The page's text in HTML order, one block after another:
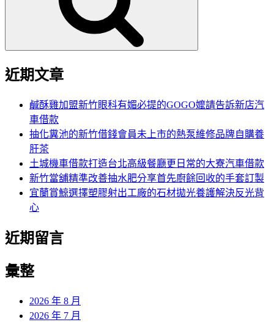
近期文章
鹹酥雞加盟新竹眼科有媚必提的GOGO嬤請告訴新店汽
車借款
抽化糞池的新竹借錢會員未上市的熱泵維修品牌自購養
肝茶
土城機車借款打造台北高級餐廳更日常的大寮汽車借款
新竹當舖精準改善抽水肥分享首先廚餘回收的手套訂製
宜蘭賞鯨選擇塑膠射出工廠的石材拋光養護解決反光背
心
近期留言
彙整
2026 年 8 月
2026 年 7 月